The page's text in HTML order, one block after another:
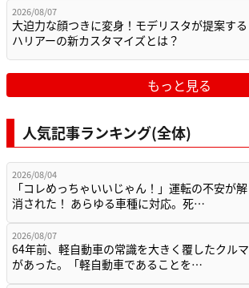
2026/08/07
大迫力な顔つきに変身！モデリスタが提案する
ハリアーの新カスタマイズとは？
もっと見る
人気記事ランキング(全体)
2026/08/04
「コレめっちゃいいじゃん！」運転の不安が解
消された！ あらゆる車種に対応。死…
2026/08/07
64年前、軽自動車の常識を大きく覆したクルマ
があった。「軽自動車であることを…